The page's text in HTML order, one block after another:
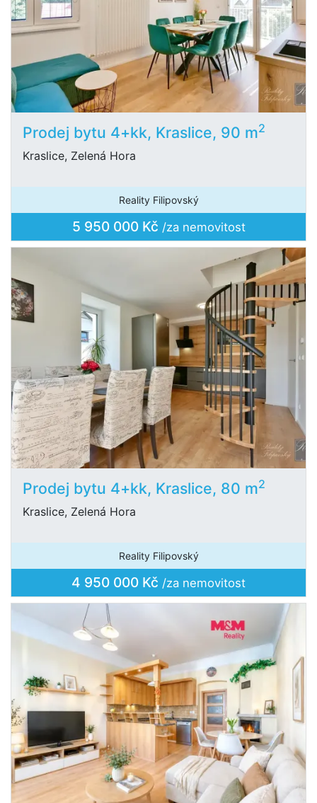
Prodej bytu 4+kk, Kraslice, 90 m2
Kraslice, Zelená Hora
Reality Filipovský
5 950 000 Kč /za nemovitost
Prodej bytu 4+kk, Kraslice, 80 m2
Kraslice, Zelená Hora
Reality Filipovský
4 950 000 Kč /za nemovitost